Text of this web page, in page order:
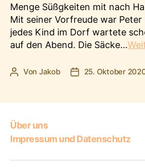
Menge Süßgkeiten mit nach
Mit seiner Vorfreude war Peter
jedes Kind im Dorf wartete
auf den Abend. Die Säcke…
Beitragsautor
Von Jakob 25. Oktober
Über uns
Impressum und Datenschutz